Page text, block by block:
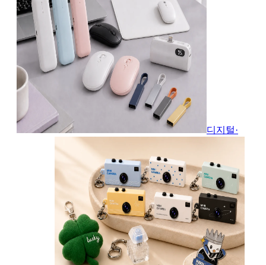
디지털·